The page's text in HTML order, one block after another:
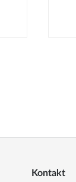
Kontakt